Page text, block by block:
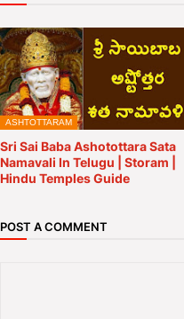
ASHTOTTARAM
Sri Sai Baba Ashotottara Sata
Namavali In Telugu | Storam |
Hindu Temples Guide
POST A COMMENT